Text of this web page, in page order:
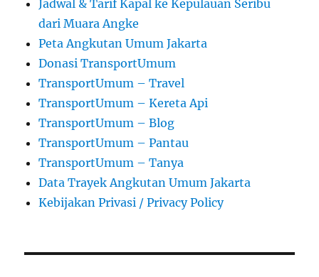
Jadwal & Tarif Kapal ke Kepulauan Seribu
dari Muara Angke
Peta Angkutan Umum Jakarta
Donasi TransportUmum
TransportUmum – Travel
TransportUmum – Kereta Api
TransportUmum – Blog
TransportUmum – Pantau
TransportUmum – Tanya
Data Trayek Angkutan Umum Jakarta
Kebijakan Privasi / Privacy Policy